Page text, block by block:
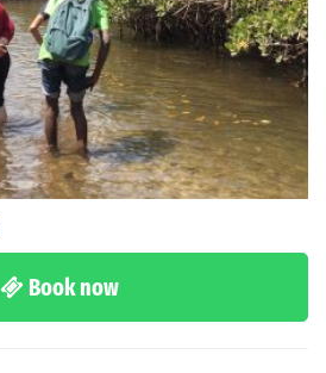
Book now